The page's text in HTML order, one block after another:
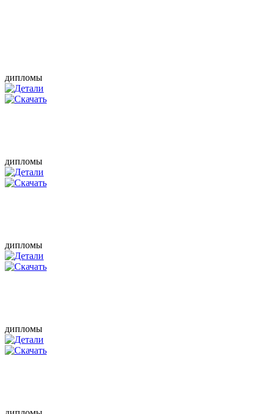
дипломы
дипломы
дипломы
дипломы